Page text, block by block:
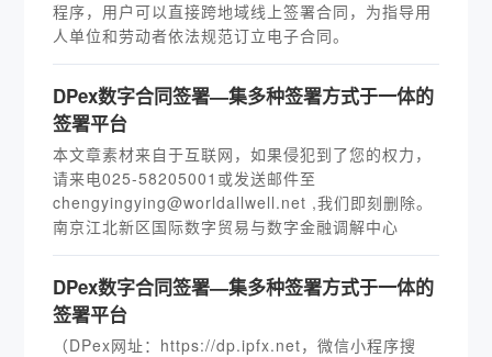
程序，用户可以直接跨地域线上签署合同，为指导用
人单位和劳动者依法规范订立电子合同。
DPex数字合同签署—集多种签署方式于一体的
签署平台
本文章素材来自于互联网，如果侵犯到了您的权力，
请来电025-58205001或发送邮件至
chengyingying@worldallwell.net ,我们即刻删除。
南京江北新区国际数字贸易与数字金融调解中心
DPex数字合同签署—集多种签署方式于一体的
签署平台
（DPex网址：https://dp.ipfx.net，微信小程序搜